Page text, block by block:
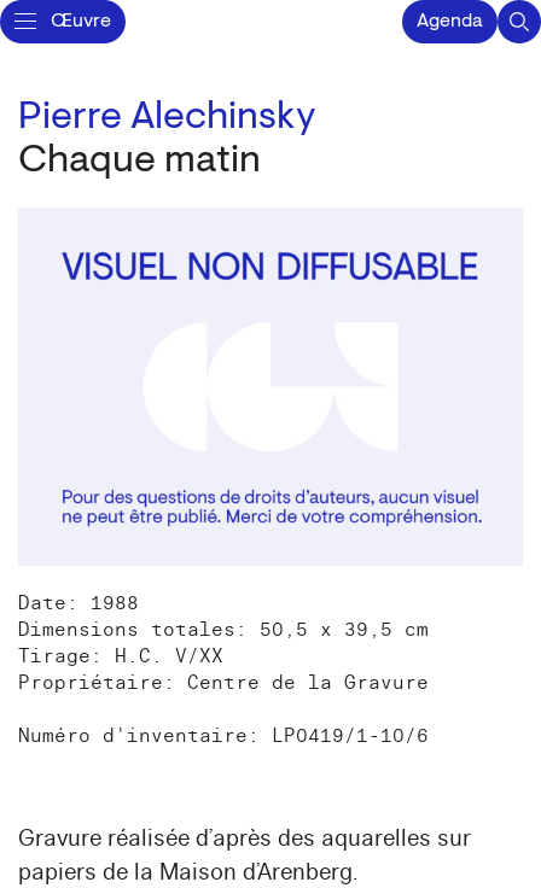
Œuvre Agenda
Pierre Alechinsky
Chaque matin
Date: 1988
Dimensions totales: 50,5 x 39,5 cm
Tirage: H.C. V/XX
Propriétaire: Centre de la Gravure
Numéro d'inventaire: LP0419/1-10/6
Gravure réalisée d’après des aquarelles sur
papiers de la Maison d’Arenberg.